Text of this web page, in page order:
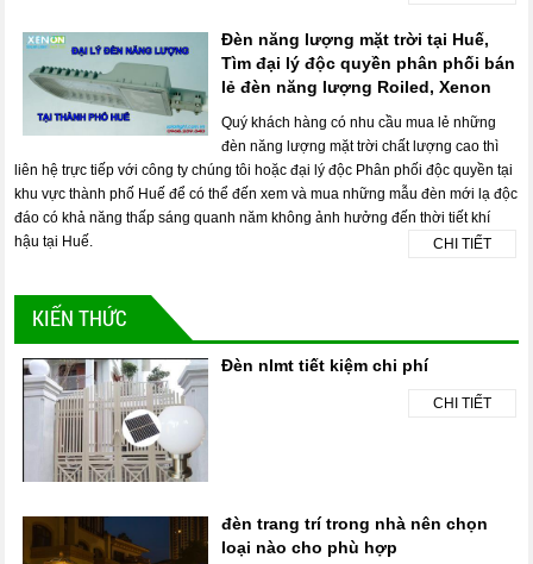
Đèn năng lượng mặt trời tại Huế,
Tìm đại lý độc quyền phân phối bán
lẻ đèn năng lượng Roiled, Xenon
Quý khách hàng có nhu cầu mua lẻ những
đèn năng lượng mặt trời chất lượng cao thì
liên hệ trực tiếp với công ty chúng tôi hoặc đại lý độc Phân phối độc quyền tại
khu vực thành phố Huế để có thể đến xem và mua những mẫu đèn mới lạ độc
đáo có khả năng thấp sáng quanh năm không ảnh hưởng đến thời tiết khí
hậu tại Huế.
CHI TIẾT
KIẾN THỨC
Đèn nlmt tiết kiệm chi phí
CHI TIẾT
đèn trang trí trong nhà nên chọn
loại nào cho phù hợp